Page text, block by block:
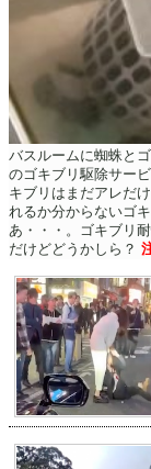
バスルームに蜘蛛と
のゴキブリ駆除サー
キブリはまだアレだ
れるか分からないゴ
あ・・・。ゴキブリ
だけどどうかしら？